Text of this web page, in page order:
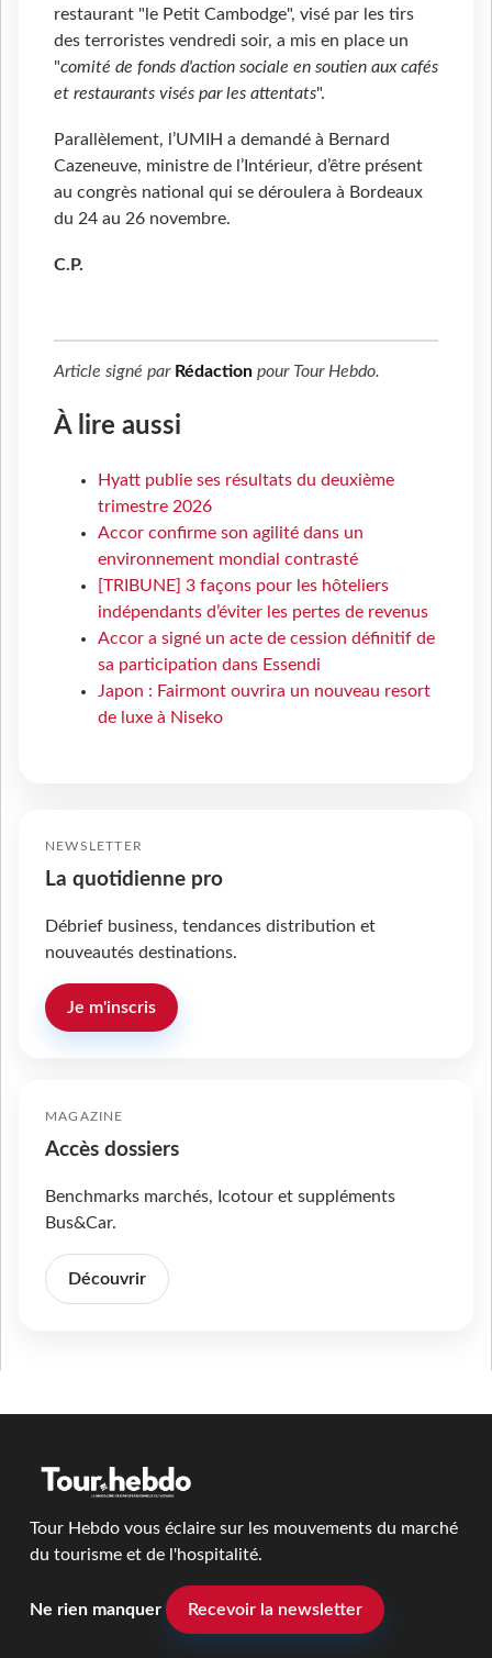
restaurant "le Petit Cambodge", visé par les tirs
des terroristes vendredi soir, a mis en place un
"comité de fonds d'action sociale en soutien aux cafés
et restaurants visés par les attentats".
Parallèlement, l’UMIH a demandé à Bernard
Cazeneuve, ministre de l’Intérieur, d’être présent
au congrès national qui se déroulera à Bordeaux
du 24 au 26 novembre.
C.P.
Article signé par Rédaction pour Tour Hebdo.
À lire aussi
Hyatt publie ses résultats du deuxième
trimestre 2026
Accor confirme son agilité dans un
environnement mondial contrasté
[TRIBUNE] 3 façons pour les hôteliers
indépendants d’éviter les pertes de revenus
Accor a signé un acte de cession définitif de
sa participation dans Essendi
Japon : Fairmont ouvrira un nouveau resort
de luxe à Niseko
NEWSLETTER
La quotidienne pro
Débrief business, tendances distribution et
nouveautés destinations.
Je m'inscris
MAGAZINE
Accès dossiers
Benchmarks marchés, Icotour et suppléments
Bus&Car.
Découvrir
Tour Hebdo vous éclaire sur les mouvements du marché
du tourisme et de l'hospitalité.
Ne rien manquer Recevoir la newsletter